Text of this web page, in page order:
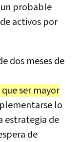
un probable
activos por
dos meses de
ser mayor
lo
estrategia de
de